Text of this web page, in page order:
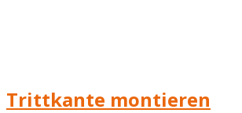
Trittkante montieren